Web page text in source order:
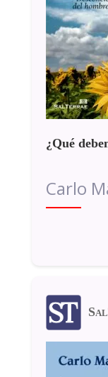
¿Qué
Carlo